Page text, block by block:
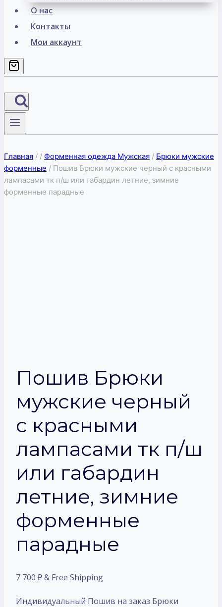
О нас
Контакты
Мои аккаунт
Главная / / Форменная одежда Мужская / Брюки мужские
форменные / Пошив Брюки мужские черный с красными
лампасами тк п/ш или габардин летние, зимние
форменные парадные
Пошив Брюки
мужские черный
с красными
лампасами тк п/ш
или габардин
летние, зимние
форменные
парадные
7 700 ₽& Free Shipping
Индивидуальный Пошив на заказ Брюки